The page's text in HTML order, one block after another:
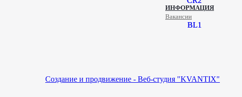
ИНФОРМАЦИЯ
Вакансии
Создание и продвижение - Веб-студия "KVANTIX"